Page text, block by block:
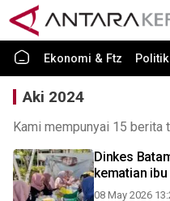
Ekonomi & Ftz Politik
Aki 2024
Kami mempunyai 15 berita
Dinkes
kematian
08 May 2026